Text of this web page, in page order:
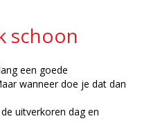
schoon
een goede
wanneer doe je dat dan
uitverkoren dag en